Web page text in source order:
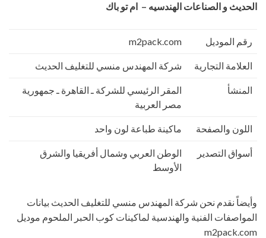
الحديث و الصناعات الهندسيه – ام تو باك
رقم الموديل m2pack.com
العلامة التجارية شركة المهندس منسي للتغليف الحديث
المنشأ
المقر الرئيسي للشركة ـ القاهرة ـ جمهورية
مصر العربية
اللون والصفحة ماكينة طباعة لون واحد
أسواق التصدير
الوطن العربي وشمال أفريقيا والشرق
الأوسط
وأيضاً نقدم نحن شركة المهندس منسي للتغليف الحديث بيانات
المواصفات الفنية والهندسية لماكينات كوب الحبر الملحوم موديل
m2pack.com